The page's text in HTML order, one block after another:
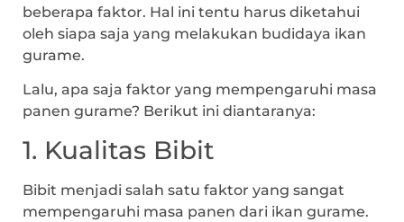
beberapa faktor. Hal ini tentu harus diketahui
oleh siapa saja yang melakukan budidaya ikan
gurame.
Lalu, apa saja faktor yang mempengaruhi masa
panen gurame? Berikut ini diantaranya:
1. Kualitas Bibit
Bibit menjadi salah satu faktor yang sangat
mempengaruhi masa panen dari ikan gurame.